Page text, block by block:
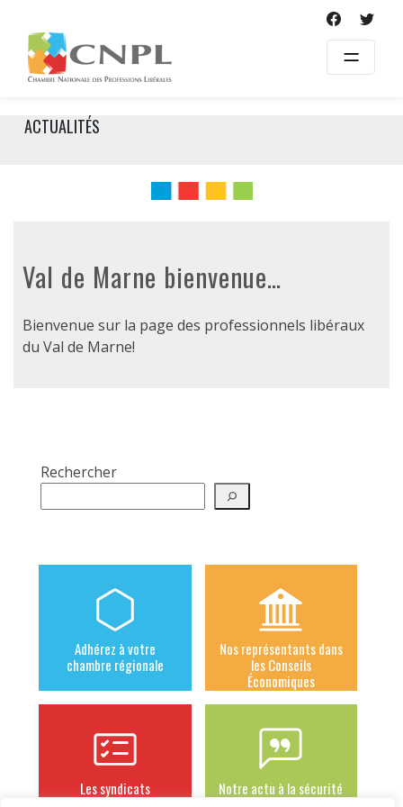
content
ACTUALITÉS
Val de Marne bienvenue…
Bienvenue sur la page des professionnels libéraux
du Val de Marne!
Rechercher
Adhérez à votre
chambre régionale
Nos représentants dans
les Conseils
Économiques
Les syndicats
Notre actu à la sécurité